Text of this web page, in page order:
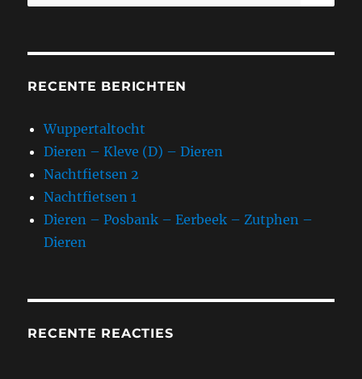
naar:
RECENTE BERICHTEN
Wuppertaltocht
Dieren – Kleve (D) – Dieren
Nachtfietsen 2
Nachtfietsen 1
Dieren – Posbank – Eerbeek – Zutphen –
Dieren
RECENTE REACTIES